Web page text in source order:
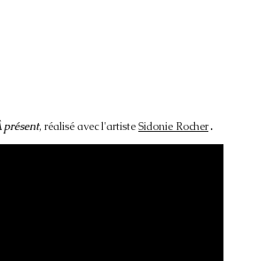
présent, réalisé avec l'artisteSidonie Rocher.